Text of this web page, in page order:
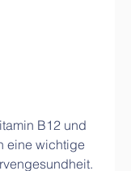
eine wichtige